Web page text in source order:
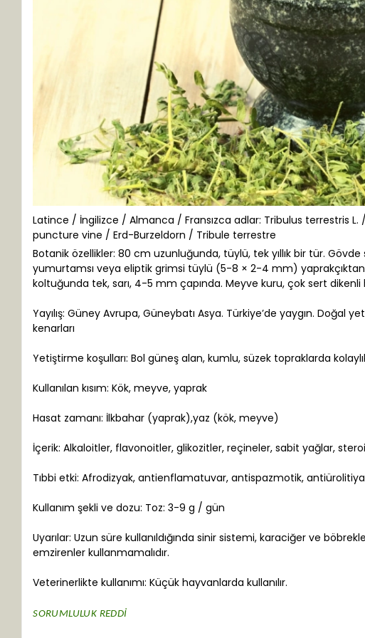
Latince / İngilizce / Almanca / Fransızca adlar: Tribulus terrestris
puncture vine / Erd-Burzeldorn / Tribule terrestre
Botanik özellikler: 80 cm uzunluğunda, tüylü, tek yıllık bir tür. Gövde
yumurtamsı veya eliptik grimsi tüylü (5-8 × 2-4 mm)
koltuğunda tek, sarı, 4-5 mm çapında. Meyve kuru, çok sert
Yayılış: Güney Avrupa, Güneybatı Asya. Türkiye’de yaygın.
kenarları
Yetiştirme koşulları: Bol güneş alan, kumlu, süzek topraklarda
Kullanılan kısım: Kök, meyve, yaprak
Hasat zamanı: İlkbahar (yaprak),yaz (kök, meyve)
İçerik: Alkaloitler, flavonoitler, glikozitler, reçineler, sabit yağlar,
Tıbbi etki: Afrodizyak, antienflamatuvar, antispazmotik,
Kullanım şekli ve dozu: Toz: 3-9 g / gün
Uyarılar: Uzun süre kullanıldığında sinir sistemi, karaciğer ve
emzirenler kullanmamalıdır.
Veterinerlikte kullanımı: Küçük hayvanlarda kullanılır.
SORUMLULUK REDDİ